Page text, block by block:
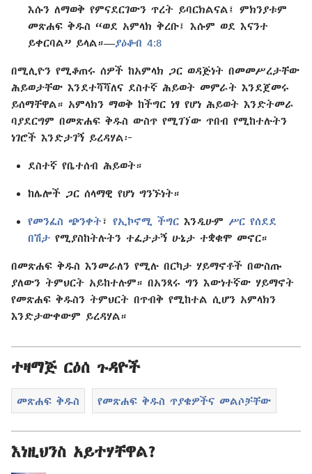
እሱን ለማወቅ የምናደርገውን ጥረት ይባርክልናል፤ ምክንያቱም
መጽሐፍ ቅዱስ “ወደ አምላክ ቅረቡ፤ እሱም ወደ እናንተ
ይቀርባል” ይላል።​—ያዕቆብ 4:8
በሚሊዮን የሚቆጠሩ ሰዎች ከአምላክ ጋር ወዳጅነት በመመሥረታቸው
ሕይወታቸው እንደተሻሻለና ደስተኛ ሕይወት መምራት እንደጀመሩ
ይሰማቸዋል። አምላክን ማወቅ ከችግር ነፃ የሆነ ሕይወት እንድትመራ
ባያደርግም በመጽሐፍ ቅዱስ ውስጥ የሚገኘው ጥበብ የሚከተሉትን
ነገሮች እንድታገኝ ይረዳሃል፦
ደስተኛ የቤተሰብ ሕይወት።
ከሌሎች ጋር ሰላማዊ የሆነ ግንኙነት።
የመንፈስ ጭንቀት፣ የኢኮኖሚ ችግር እንዲሁም ሥር የሰደደ
በሽታ የሚያስከትሉትን ተፈታታኝ ሁኔታ ተቋቁሞ መኖር።
በመጽሐፍ ቅዱስ እንመራለን የሚሉ በርካታ ሃይማኖቶች በውስጡ
ያለውን ትምህርት አይከተሉም። በአንጻሩ ግን እውነተኛው ሃይማኖት
የመጽሐፍ ቅዱስን ትምህርት በጥብቅ የሚከተል ሲሆን አምላክን
እንድታውቀውም ይረዳሃል።
ተዛማጅ ርዕሰ ጉዳዮች
መጽሐፍ ቅዱስ የመጽሐፍ ቅዱስ ጥያቄዎችና መልሶቻቸው
እነዚህንስ አይተሃቸዋል?